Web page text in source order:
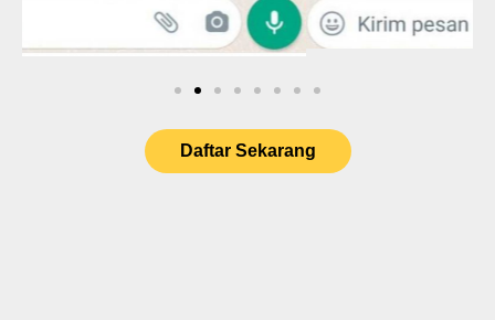
Daftar Sekarang